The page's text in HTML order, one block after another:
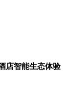
店智能生态体验